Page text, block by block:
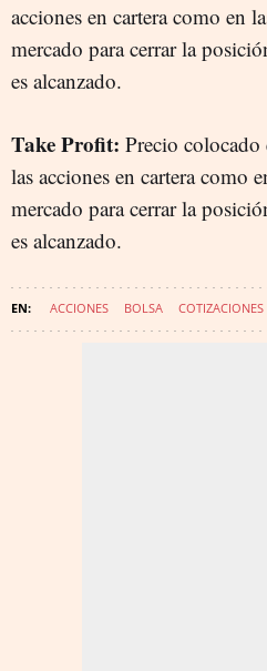
acciones en cartera como en
mercado para cerrar la
es alcanzado.
Take Profit: Precio colocado
las acciones en cartera como
mercado para cerrar la
es alcanzado.
ACCIONES BOLSA